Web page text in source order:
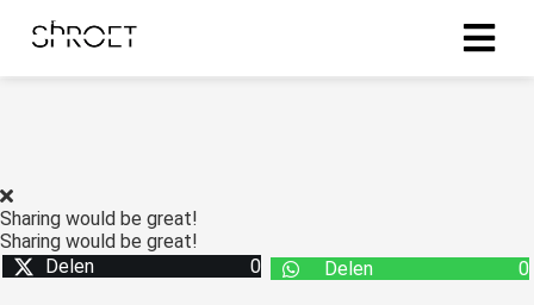
Sharing would be great!
Sharing would be great!
Delen
0 Delen 0